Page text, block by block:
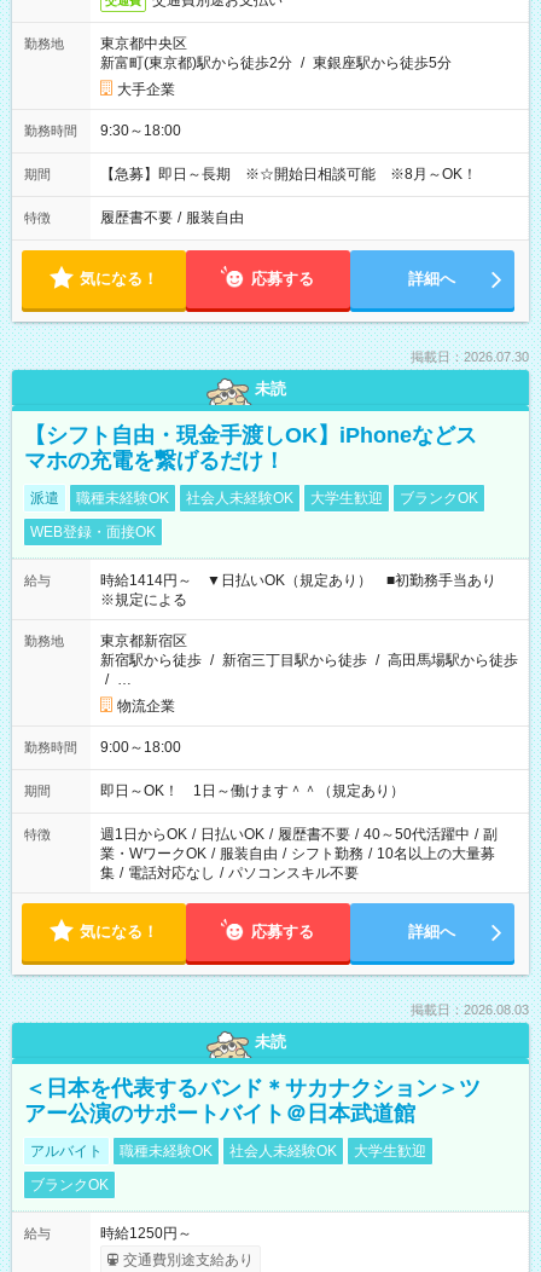
勤務地
東京都中央区
新富町(東京都)駅から徒歩2分 / 東銀座駅から徒歩5分
大手企業
勤務時間 9:30～18:00
期間 【急募】即日～長期 ※☆開始日相談可能 ※8月～OK！
特徴 履歴書不要 / 服装自由
気になる！ 応募する 詳細へ
掲載日：2026.07.30
未読
【シフト自由・現金手渡しOK】iPhoneなどス
マホの充電を繋げるだけ！
派遣 職種未経験OK 社会人未経験OK 大学生歓迎
ブランクOK
WEB登録・面接OK
給与
時給1414円～ ▼日払いOK（規定あり） ■初勤務手当あり
※規定による
勤務地
東京都新宿区
新宿駅から徒歩 / 新宿三丁目駅から徒歩 / 高田馬場駅から徒歩
/ …
物流企業
勤務時間 9:00～18:00
期間 即日～OK！ 1日～働けます＾＾（規定あり）
特徴 週1日からOK / 日払いOK / 履歴書不要 / 40～50代活躍中 / 副
業・WワークOK / 服装自由 / シフト勤務 / 10名以上の大量募
集 / 電話対応なし / パソコンスキル不要
気になる！ 応募する 詳細へ
掲載日：2026.08.03
未読
＜日本を代表するバンド＊サカナクション＞ツ
アー公演のサポートバイト＠日本武道館
アルバイト 職種未経験OK 社会人未経験OK
大学生歓迎
ブランクOK
給与
時給1250円～
交通費別途支給あり